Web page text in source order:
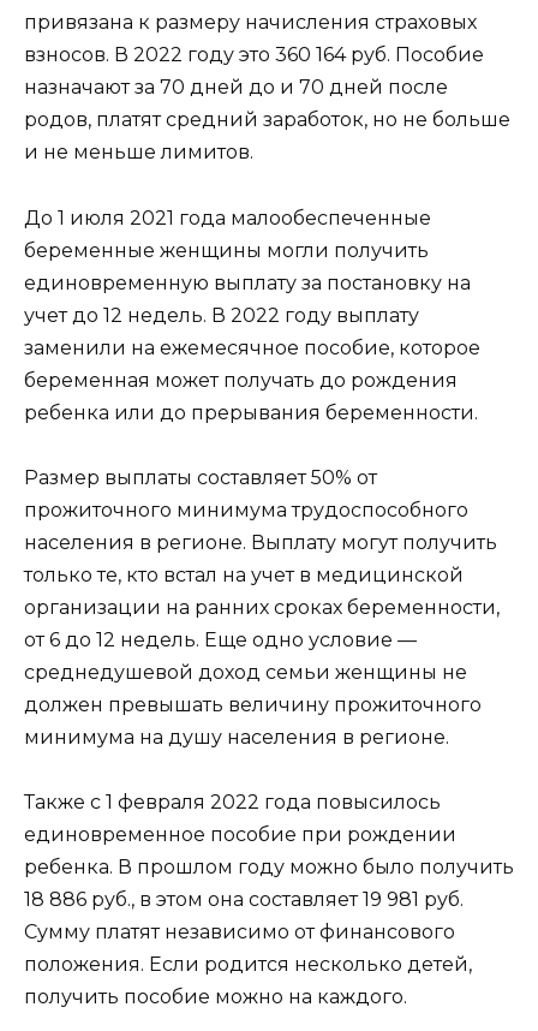
привязана к размеру начисления страховых
взносов. В 2022 году это 360 164 руб. Пособие
назначают за 70 дней до и 70 дней после
родов, платят средний заработок, но не больше
и не меньше лимитов.
До 1 июля 2021 года малообеспеченные
беременные женщины могли получить
единовременную выплату за постановку на
учет до 12 недель. В 2022 году выплату
заменили на ежемесячное пособие, которое
беременная может получать до рождения
ребенка или до прерывания беременности.
Размер выплаты составляет 50% от
прожиточного минимума трудоспособного
населения в регионе. Выплату могут получить
только те, кто встал на учет в медицинской
организации на ранних сроках беременности,
от 6 до 12 недель. Еще одно условие —
среднедушевой доход семьи женщины не
должен превышать величину прожиточного
минимума на душу населения в регионе.
Также с 1 февраля 2022 года повысилось
единовременное пособие при рождении
ребенка. В прошлом году можно было получить
18 886 руб., в этом она составляет 19 981 руб.
Сумму платят независимо от финансового
положения. Если родится несколько детей,
получить пособие можно на каждого.